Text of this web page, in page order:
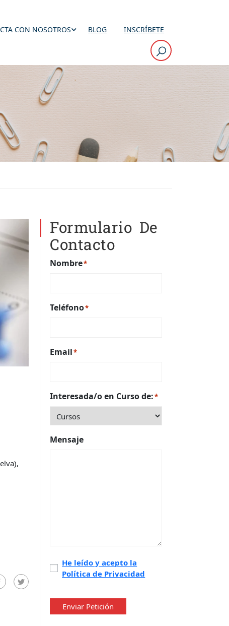
CON NOSOTROS BLOG INSCRÍBETE
Formulario De
Contacto
Nombre*
Teléfono*
Email*
Interesada/o en Curso de:*
Mensaje
Política
de
He leído y acepto la
Política de Privacidad
Enviar Petición